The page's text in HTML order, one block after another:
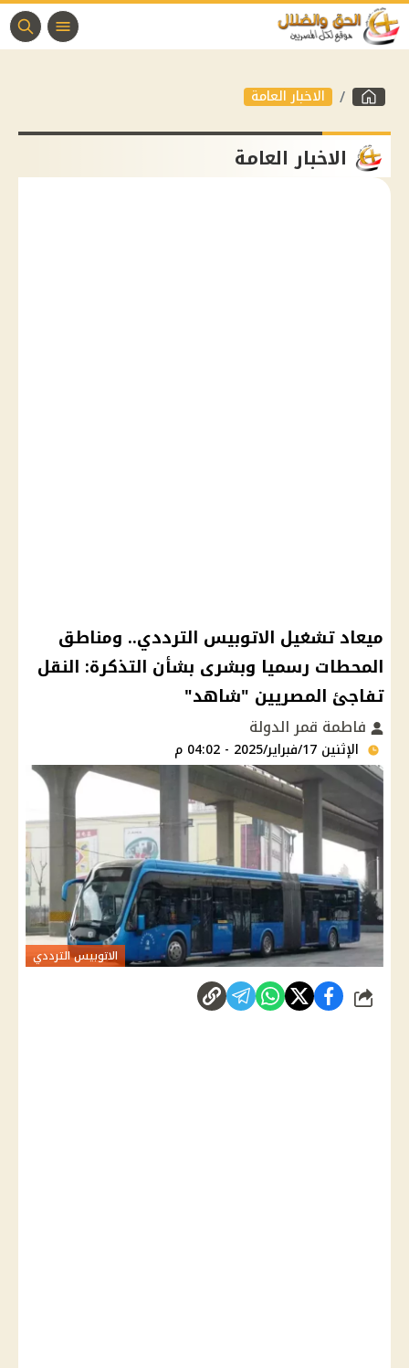
الاخبار العامة
الاخبار العامة
ميعاد تشغيل الاتوبيس الترددي.. ومناطق
المحطات رسميا وبشرى بشأن التذكرة: النقل
تفاجئ المصريين "شاهد"
فاطمة قمر الدولة
الإثنين 17/فبراير/2025 - 04:02 م
الاتوبيس الترددي
شارك